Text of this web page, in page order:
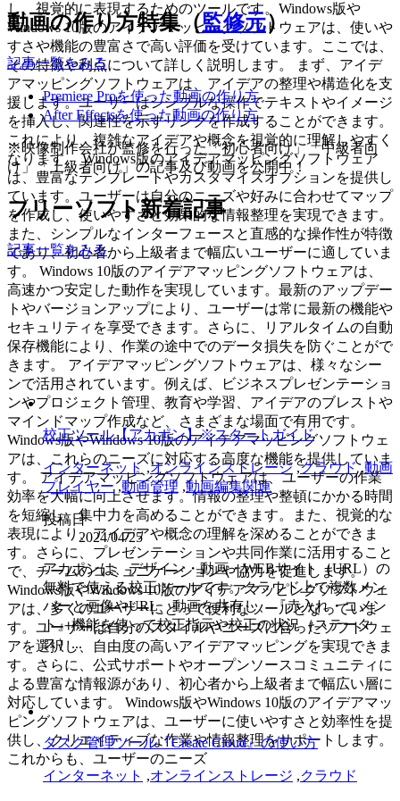
し、視覚的に表現するためのツールです。Windows版や
Windows 10版のアイデアマッピングソフトウェアは、使いや
すさや機能の豊富さで高い評価を受けています。ここでは、
その特徴や利点について詳しく説明します。 まず、アイデ
アマッピングソフトウェアは、アイデアの整理や構造化を支
援します。ユーザーはシンプルな操作でテキストやイメージ
を挿入し、関連性を示すリンクを作成することができます。
これにより、複雑なアイデアや概念を視覚的に理解しやすく
なります。 Windows版のアイデアマッピングソフトウェア
は、豊富なテンプレートやカスタマイズオプションを提供し
ています。ユーザーは自分のニーズや好みに合わせてマップ
を作成し、使いやすさと効果的な情報整理を実現できます。
また、シンプルなインターフェースと直感的な操作性が特徴
であり、初心者から上級者まで幅広いユーザーに適していま
す。 Windows 10版のアイデアマッピングソフトウェアは、
高速かつ安定した動作を実現しています。最新のアップデー
トやバージョンアップにより、ユーザーは常に最新の機能や
セキュリティを享受できます。さらに、リアルタイムの自動
保存機能により、作業の途中でのデータ損失を防ぐことがで
きます。 アイデアマッピングソフトウェアは、様々なシー
ンで活用されています。例えば、ビジネスプレゼンテーショ
ンやプロジェクト管理、教育や学習、アイデアのブレストや
マインドマップ作成など、さまざまな場面で有用です。
Windows版やWindows 10版のアイデアマッピングソフトウェ
アは、これらのニーズに対応する高度な機能を提供していま
す。 アイデアマッピングソフトウェアは、ユーザーの作業
効率を大幅に向上させます。情報の整理や整頓にかかる時間
を短縮し、集中力を高めることができます。また、視覚的な
表現により、アイデアや概念の理解を深めることができま
す。さらに、プレゼンテーションや共同作業に活用すること
で、チームのコミュニケーションや協力を促進します。
Windows版やWindows 10版のアイデアマッピングソフトウェ
アは、多くのユーザーにとって便利なツールとなっていま
す。ユーザーは自分のスタイルやニーズに合ったソフトウェ
アを選択し、自由度の高いアイデアマッピングを実現できま
す。さらに、公式サポートやオープンソースコミュニティに
よる豊富な情報源があり、初心者から上級者まで幅広い層に
対応しています。 Windows版やWindows 10版のアイデアマッ
ピングソフトウェアは、ユーザーに使いやすさと効率性を提
供し、クリエイティブな作業や情報整理をサポートします。
これからも、ユーザーのニーズ
動画の作り方特集（監修元）
記事一覧をみる
Premiere Proを使った動画の作り方
After Effectsを使った動画の作り方
※映像制作会社が監修を行った「初心者向け」「中級者向
け」「上級者向け」の記事及び動画を公開中！
フリーソフト新着記事
記事一覧をみる
校正ツール【アカポン】※スタートガイド
インターネット ,オンラインストレージ ,クラウド,動画
プレイヤー,動画管理 ,動画編集関連
投稿日
2024/04/25
アカポンは、デザイン・動画・WEBサイト（URL）の
無料で使える校正ツールです。クラウド上で複数メン
バーと画像やURL、動画を共有し、『赤入れ・コメン
ト』機能を使って校正指示や校正の状況（ステータ
ス）...
タスク管理ツール『Create Cloud』の使い方
インターネット ,オンラインストレージ ,クラウド